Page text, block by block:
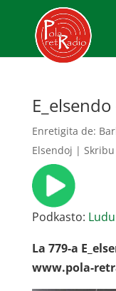
Enretigita de:
Elsendoj |
Podkasto:
La 779-a
www.pola-